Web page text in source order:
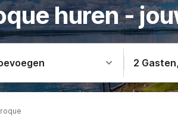
huren -
2 Gasten,